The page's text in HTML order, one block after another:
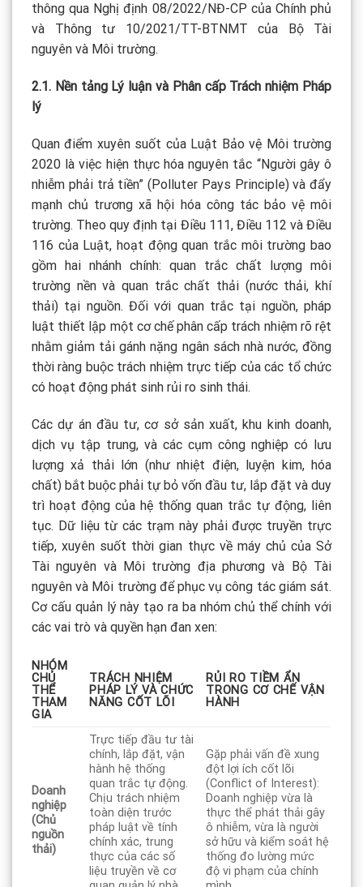
thông qua Nghị định 08/2022/NĐ-CP của Chính phủ
và Thông tư 10/2021/TT-BTNMT của Bộ Tài
nguyên và Môi trường.
2.1. Nền tảng Lý luận và Phân cấp Trách nhiệm Pháp
lý
Quan điểm xuyên suốt của Luật Bảo vệ Môi trường
2020 là việc hiện thực hóa nguyên tắc “Người gây ô
nhiễm phải trả tiền” (Polluter Pays Principle) và đẩy
mạnh chủ trương xã hội hóa công tác bảo vệ môi
trường. Theo quy định tại Điều 111, Điều 112 và Điều
116 của Luật, hoạt động quan trắc môi trường bao
gồm hai nhánh chính: quan trắc chất lượng môi
trường nền và quan trắc chất thải (nước thải, khí
thải) tại nguồn. Đối với quan trắc tại nguồn, pháp
luật thiết lập một cơ chế phân cấp trách nhiệm rõ rệt
nhằm giảm tải gánh nặng ngân sách nhà nước, đồng
thời ràng buộc trách nhiệm trực tiếp của các tổ chức
có hoạt động phát sinh rủi ro sinh thái.
Các dự án đầu tư, cơ sở sản xuất, khu kinh doanh,
dịch vụ tập trung, và các cụm công nghiệp có lưu
lượng xả thải lớn (như nhiệt điện, luyện kim, hóa
chất) bắt buộc phải tự bỏ vốn đầu tư, lắp đặt và duy
trì hoạt động của hệ thống quan trắc tự động, liên
tục. Dữ liệu từ các trạm này phải được truyền trực
tiếp, xuyên suốt thời gian thực về máy chủ của Sở
Tài nguyên và Môi trường địa phương và Bộ Tài
nguyên và Môi trường để phục vụ công tác giám sát.
Cơ cấu quản lý này tạo ra ba nhóm chủ thể chính với
các vai trò và quyền hạn đan xen:
NHÓM
CHỦ
THỂ
THAM
GIA
TRÁCH NHIỆM
PHÁP LÝ VÀ CHỨC
NĂNG CỐT LÕI
RỦI RO TIỀM ẨN
TRONG CƠ CHẾ VẬN
HÀNH
Doanh
nghiệp
(Chủ
nguồn
thải)
Trực tiếp đầu tư tài
chính, lắp đặt, vận
hành hệ thống
quan trắc tự động.
Chịu trách nhiệm
toàn diện trước
pháp luật về tính
chính xác, trung
thực của các số
liệu truyền về cơ
Gặp phải vấn đề xung
đột lợi ích cốt lõi
(Conflict of Interest):
Doanh nghiệp vừa là
thực thể phát thải gây
ô nhiễm, vừa là người
sở hữu và kiểm soát hệ
thống đo lường mức
độ vi phạm của chính